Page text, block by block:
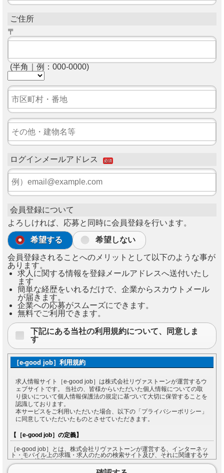
ご住所
〒
(半角｜例：000-0000)
ログインメールアドレス 必須
会員登録について
よろしければ、応募と同時に会員登録を行います。
希望する 希望しない
会員登録されることへのメリットとして以下のような事が
あります。
求人に関する情報を登録メールアドレスへ送付いたし
ます
簡単な経歴をいれるだけで、企業からスカウトメール
が届きます。
企業への応募がスムーズにできます。
無料でご利用できます。
下記にある当社の利用規約について、同意しま
す
［e-good job］利用規約
求人情報サイト［e-good job］は株式会社リヴァストーンが運営するウ
ェブサイトです。 当社の、皆様からいただいた個人情報についての取
り扱いについて個人情報保護法の規定に基づいて大切に保管することを
認識しております。
本サービスをご利用いただいた場合、以下の「プライバシーポリシー」
に同意していただいたものとさせていただきます。
【［e-good job］の定義】
［e-good job］とは、株式会社リヴァストーンが運営する、インターネッ
ト・モバイル上の求職・求人のための検索サイト及び、それに関連するサ
ービスの総称です。
［e-good job］をご利用になる方は［e-good job］において入力した情報の